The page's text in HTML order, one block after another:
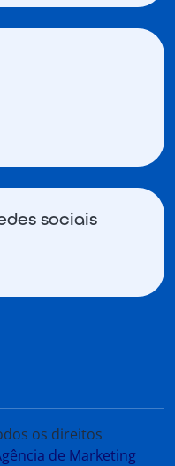
sociais
os direitos
de Marketing